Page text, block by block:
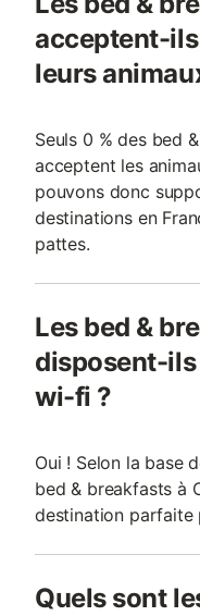
acceptent-
leurs
Seuls 0 % des bed
acceptent les
pouvons donc
destinations en
pattes.
Les bed &
disposent-
wi-fi ?
Oui ! Selon la base
bed & breakfasts à
destination parfaite
Quels sont